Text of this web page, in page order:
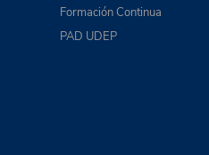
Formación Continua
PAD UDEP